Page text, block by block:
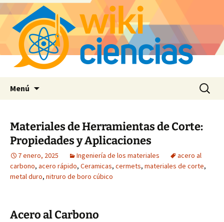
Menú Buscar:
Materiales de Herramientas de Corte:
Propiedades y Aplicaciones
7 enero, 2025 Ingeniería de los materiales
acero al
carbono, acero rápido, Ceramicas, cermets, materiales de corte,
metal duro, nitruro de boro cúbico
Acero al Carbono